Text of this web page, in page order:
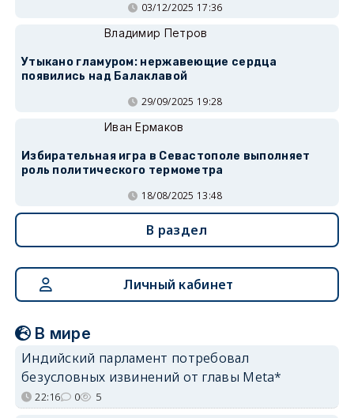
03/12/2025 17:36
Владимир Петров
Утыкано гламуром: нержавеющие сердца
появились над Балаклавой
29/09/2025 19:28
Иван Ермаков
Избирательная игра в Севастополе выполняет
роль политического термометра
18/08/2025 13:48
В раздел
Личный кабинет
В мире
Индийский парламент потребовал
безусловных извинений от главы Meta*
22:16 0 5